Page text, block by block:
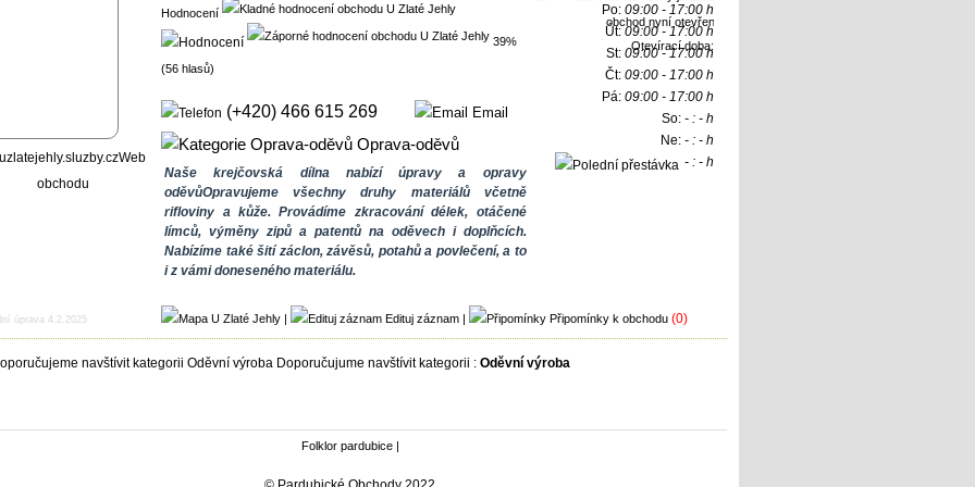
Web
obchodu
Hodnocení
39%
(56 hlasů)
(+420) 466 615 269 Email
Oprava-oděvů
Naše krejčovská dílna nabízí úpravy a opravy
oděvůOpravujeme všechny druhy materiálů včetně
rifloviny a kůže. Provádíme zkracování délek, otáčené
límců, výměny zipů a patentů na oděvech i doplňcích.
Nabízíme také šití záclon, závěsů, potahů a povlečení, a to
i z vámi doneseného materiálu.
Otevírací doba:
Po: 09:00 - 17:00 h
Út: 09:00 - 17:00 h
St: 09:00 - 17:00 h
Čt: 09:00 - 17:00 h
Pá: 09:00 - 17:00 h
So: - : - h
Ne: - : - h
- : - h
úprava 4.2.2025 | Edituj záznam | Připomínky k obchodu (0)
Doporučujume navštívit kategorii : Oděvní výroba
Folklor pardubice|